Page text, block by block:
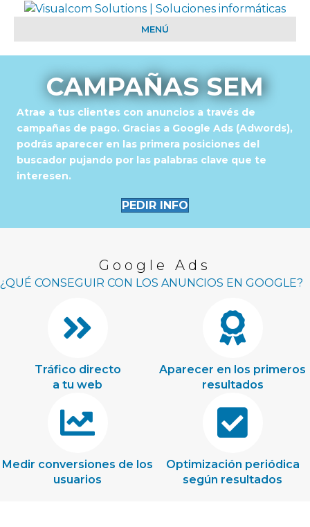
MENÚ
CAMPAÑAS SEM
Atrae a tus clientes con anuncios a través de
campañas de pago. Gracias a Google Ads (Adwords),
podrás aparecer en las primera posiciones del
buscador pujando por las palabras clave que te
interesen.
PEDIR INFO
Google Ads
¿QUÉ CONSEGUIR CON LOS ANUNCIOS EN GOOGLE?
Tráfico directo
a tu web
Aparecer en los primeros
resultados
Medir conversiones de los
usuarios
Optimización periódica
según resultados